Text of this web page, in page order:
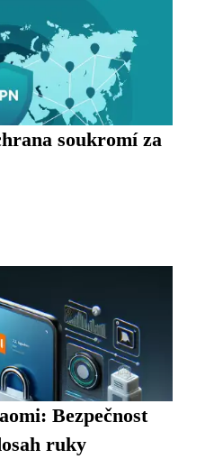
soukromí za
Bezpečnost
ruky